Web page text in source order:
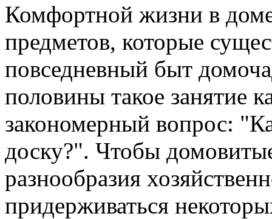
Комфортной жизни в
предметов, которые
повседневный быт
половины такое занятие
закономерный вопрос:
доску?". Чтобы
разнообразия
придерживаться